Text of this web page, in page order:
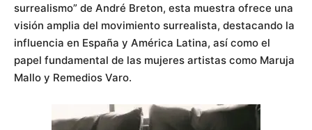
surrealismo” de André Breton, esta muestra ofrece una
visión amplia del movimiento surrealista, destacando la
influencia en España y América Latina, así como el
papel fundamental de las mujeres artistas como Maruja
Mallo y Remedios Varo.